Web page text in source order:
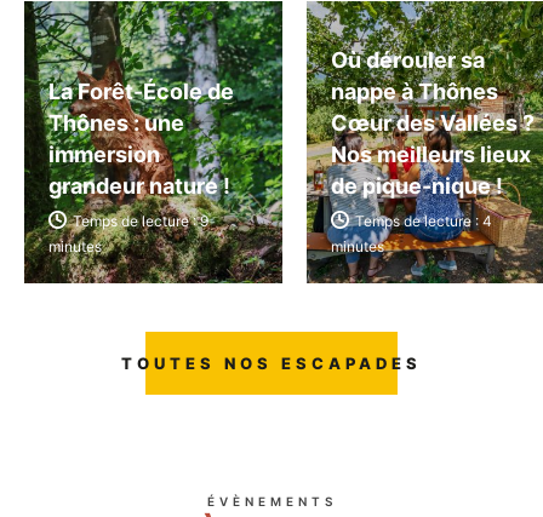
La Forêt-École de
Thônes : une
immersion
grandeur nature !
Temps de lecture : 9
minutes
Où dérouler sa
nappe à Thônes
Cœur des Vallées ?
Nos meilleurs lieux
de pique-nique !
Temps de lecture : 4
minutes
TOUTES NOS ESCAPADES
ÉVÈNEMENTS